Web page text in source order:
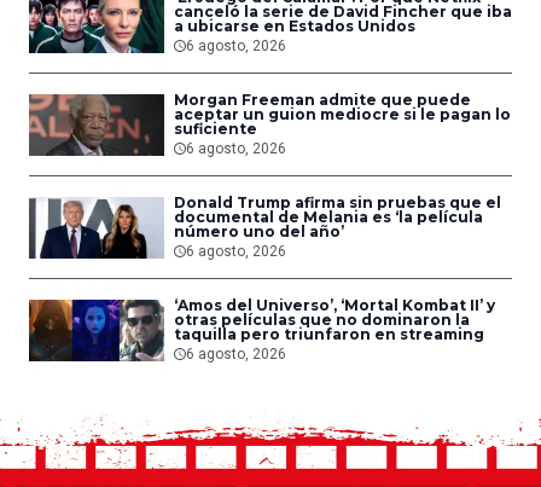
canceló la serie de David Fincher que iba
a ubicarse en Estados Unidos
6 agosto, 2026
Morgan Freeman admite que puede
aceptar un guion mediocre si le pagan lo
suficiente
6 agosto, 2026
Donald Trump afirma sin pruebas que el
documental de Melania es ‘la película
número uno del año’
6 agosto, 2026
‘Amos del Universo’, ‘Mortal Kombat II’ y
otras películas que no dominaron la
taquilla pero triunfaron en streaming
6 agosto, 2026